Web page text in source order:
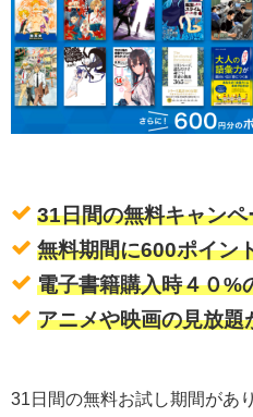
31日間の無料キャンペ
無料期間に600ポイン
電子書籍購入時４０%
アニメや映画の見放題
31日間の無料お試し期間があ